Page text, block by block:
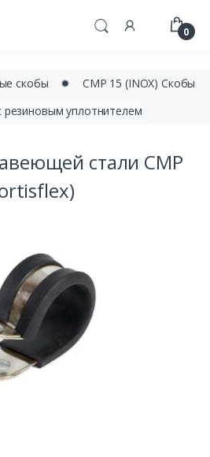
0
скобы ✹
СМР 15 (INOX) Скобы
уплотнителем
стали СМР